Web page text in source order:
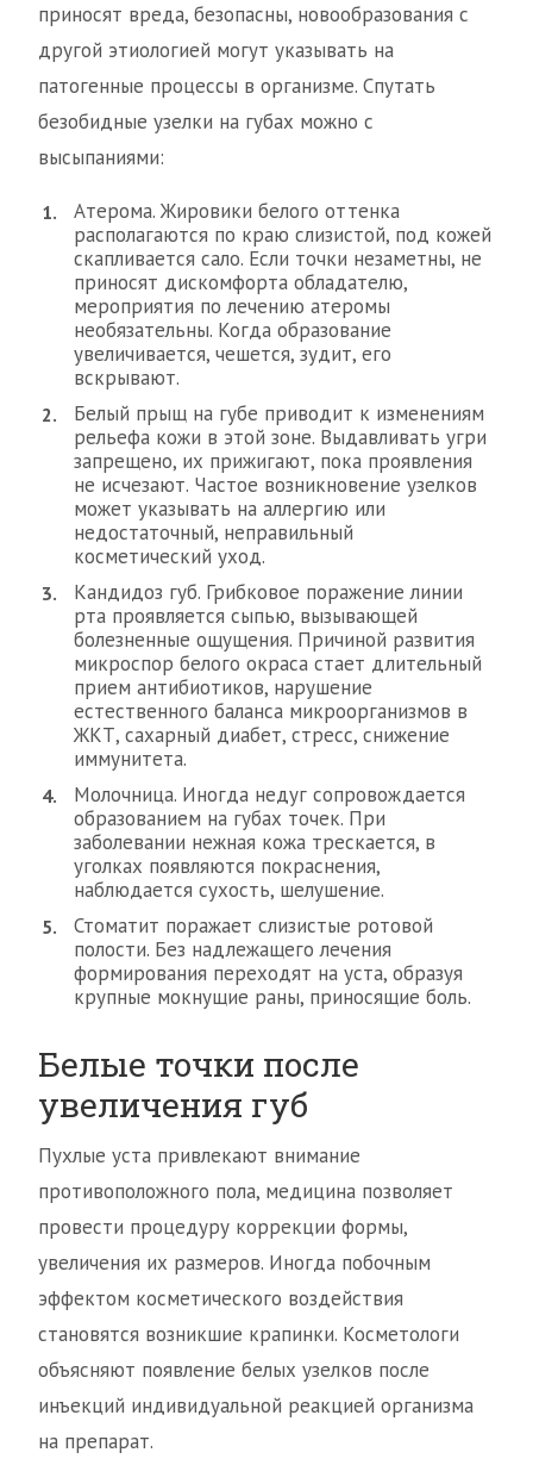
приносят вреда, безопасны, новообразования с
другой этиологией могут указывать на
патогенные процессы в организме. Спутать
безобидные узелки на губах можно с
высыпаниями:
Атерома. Жировики белого оттенка
располагаются по краю слизистой, под кожей
скапливается сало. Если точки незаметны, не
приносят дискомфорта обладателю,
мероприятия по лечению атеромы
необязательны. Когда образование
увеличивается, чешется, зудит, его
вскрывают.
Белый прыщ на губе приводит к изменениям
рельефа кожи в этой зоне. Выдавливать угри
запрещено, их прижигают, пока проявления
не исчезают. Частое возникновение узелков
может указывать на аллергию или
недостаточный, неправильный
косметический уход.
Кандидоз губ. Грибковое поражение линии
рта проявляется сыпью, вызывающей
болезненные ощущения. Причиной развития
микроспор белого окраса стает длительный
прием антибиотиков, нарушение
естественного баланса микроорганизмов в
ЖКТ, сахарный диабет, стресс, снижение
иммунитета.
Молочница. Иногда недуг сопровождается
образованием на губах точек. При
заболевании нежная кожа трескается, в
уголках появляются покраснения,
наблюдается сухость, шелушение.
Стоматит поражает слизистые ротовой
полости. Без надлежащего лечения
формирования переходят на уста, образуя
крупные мокнущие раны, приносящие боль.
Белые точки после
увеличения губ
Пухлые уста привлекают внимание
противоположного пола, медицина позволяет
провести процедуру коррекции формы,
увеличения их размеров. Иногда побочным
эффектом косметического воздействия
становятся возникшие крапинки. Косметологи
объясняют появление белых узелков после
инъекций индивидуальной реакцией организма
на препарат.